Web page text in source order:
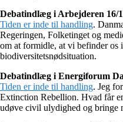
Debatindlæg i Arbejderen 16/
Tiden er inde til handling.
Regeringen, Folketinget og
om at formidle, at vi befinder os
biodiversitetsnødsituation.
Debatindlæg i Energiforum
Tiden er inde til handling. Jeg
Extinction Rebellion. Hvad får
udøve civil ulydighed og bringe